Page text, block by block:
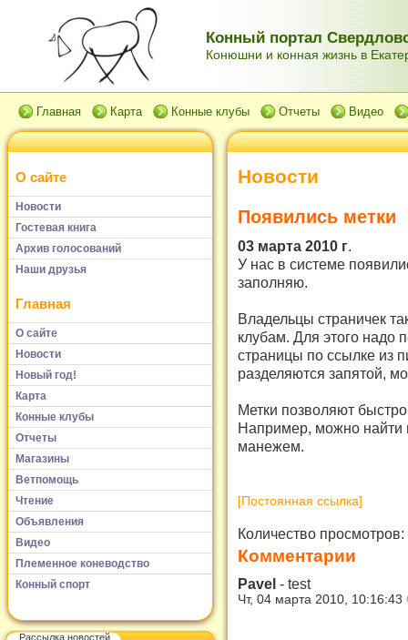
Конный портал
Конюшни и конная жизнь в
Главная Карта Конные клубы Отчеты Видео
О сайте
Новости
Гостевая книга
Архив голосований
Наши друзья
Главная
О сайте
Новости
Новый год!
Карта
Конные клубы
Отчеты
Магазины
Ветпомощь
Чтение
Объявления
Видео
Племенное коневодство
Конный спорт
Рассылка новостей
Новости
Появились метки
03 марта 2010 г.
У нас в системе
заполняю.
Владельцы страничек
клубам. Для этого надо
страницы по ссылке из
разделяются запятой,
Метки позволяют
Например, можно найти
манежем.
[Постоянная ссылка]
Количество просмотров:
Комментарии
Pavel - test
Чт, 04 марта 2010, 10:16:43